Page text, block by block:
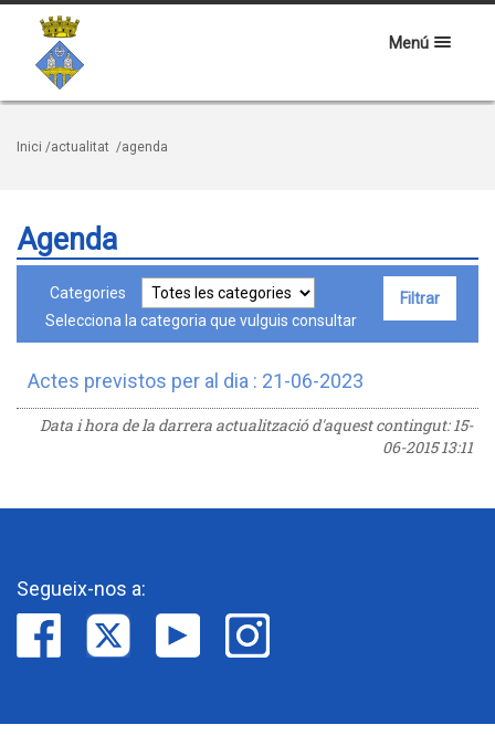
Menú
Inici /actualitat /agenda
Agenda
Categories
Selecciona la categoria que vulguis consultar
Actes previstos per al dia : 21-06-2023
Data i hora de la darrera actualització d'aquest contingut:15-
06-2015 13:11
Segueix-nos a: